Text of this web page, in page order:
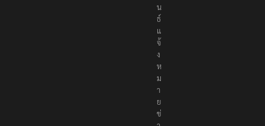
น
ธ์
แ
จ้
ง
ห
ม
า
ย
ข่